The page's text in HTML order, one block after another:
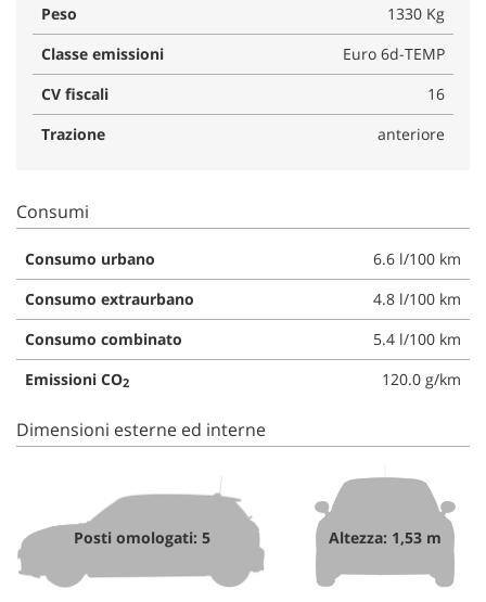
Peso
1330 Kg
Classe emissioni
Euro 6d-TEMP
CV fiscali
16
Trazione
anteriore
Consumi
Consumo urbano
6.6 l/100 km
Consumo extraurbano
4.8 l/100 km
Consumo combinato
5.4 l/100 km
Emissioni CO2 120.0 g/km
Dimensioni esterne ed interne
Posti omologati: 5 Altezza: 1,53 m